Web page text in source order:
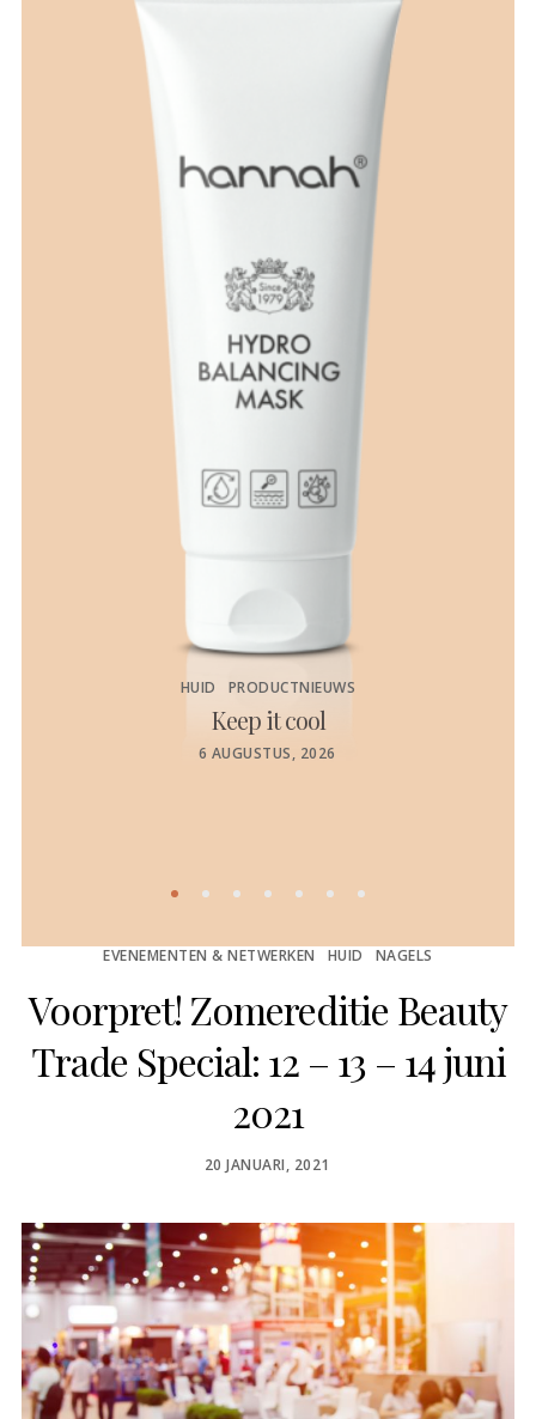
HUID PRODUCTNIEUWS
Keep it cool
POSTED
6 AUGUSTUS, 2026
EVENEMENTEN & NETWERKEN HUID NAGELS
Voorpret! Zomereditie Beauty
Trade Special: 12 – 13 – 14 juni
2021
POSTED
20 JANUARI, 2021